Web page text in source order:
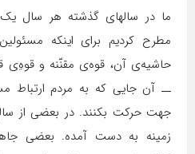
ما در سالهای گذشته هر سال یک
مطرح کردیم برای اینکه
حاشیه‌ی آن، قوه‌ی مقنّنه و قوه‌ِی
ــ آن جایی که به مردم ارتباط
جهت حرکت بکنند. در بعضی از
زمینه به دست آمده. بعضی